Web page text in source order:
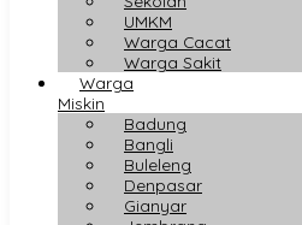
UMKM
Warga Cacat
Warga Sakit
Warga
Miskin
Badung
Bangli
Buleleng
Denpasar
Gianyar